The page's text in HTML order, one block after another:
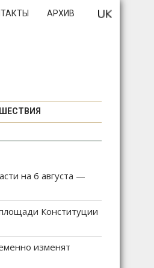
АРХИВ
на 6 августа —
Конституции
изменят